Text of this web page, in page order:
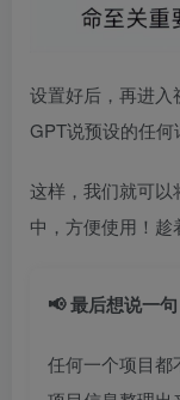
设置好后，再进入
GPT说预设的任何
这样，我们就可以
中，方便使用！趁
📢 最后想说一句
任何一个项目都